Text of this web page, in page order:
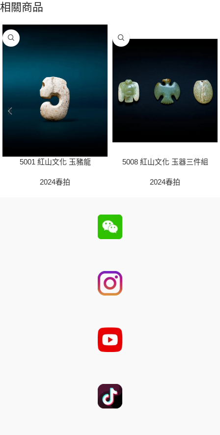
相關商品
5001 紅山文化 玉豬龍
2024春拍
5008 紅山文化 玉器三件組
2024春拍